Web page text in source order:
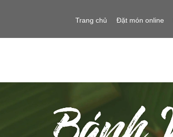
Trang chủ Đặt món online